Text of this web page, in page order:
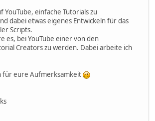
YouTube, einfache Tutorials zu
dabei etwas eigenes Entwickeln für das
Scripts.
es, bei YouTube einer von den
Creators zu werden. Dabei arbeite ich
für eure Aufmerksamkeit